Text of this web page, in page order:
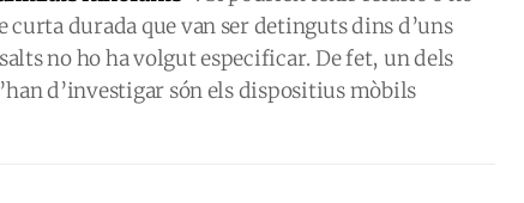
curta durada que van ser detinguts dins d’uns
no ho ha volgut especificar. De fet, un dels
d’investigar són els dispositius mòbils